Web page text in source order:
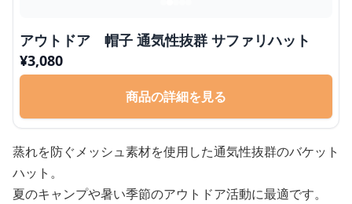
アウトドア 帽子 通気性抜群 サファリハット
¥3,080
商品の詳細を見る
蒸れを防ぐメッシュ素材を使用した通気性抜群のバケット
ハット。
夏のキャンプや暑い季節のアウトドア活動に最適です。